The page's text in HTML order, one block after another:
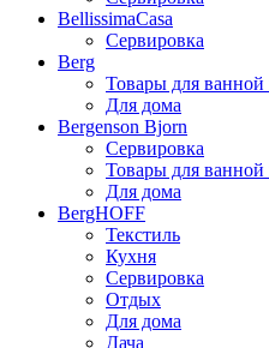
BellissimaCasa
Сервировка
Berg
Товары для
Для дома
Bergenson Bjorn
Сервировка
Товары для
Для дома
BergHOFF
Текстиль
Кухня
Сервировка
Отдых
Для дома
Дача